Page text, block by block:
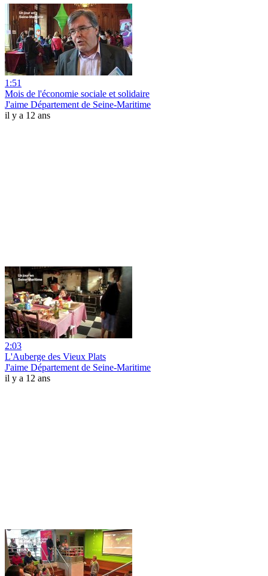
1:51
Mois de l'économie sociale et solidaire
J'aime Département de Seine-Maritime
il y a 12 ans
2:03
L'Auberge des Vieux Plats
J'aime Département de Seine-Maritime
il y a 12 ans